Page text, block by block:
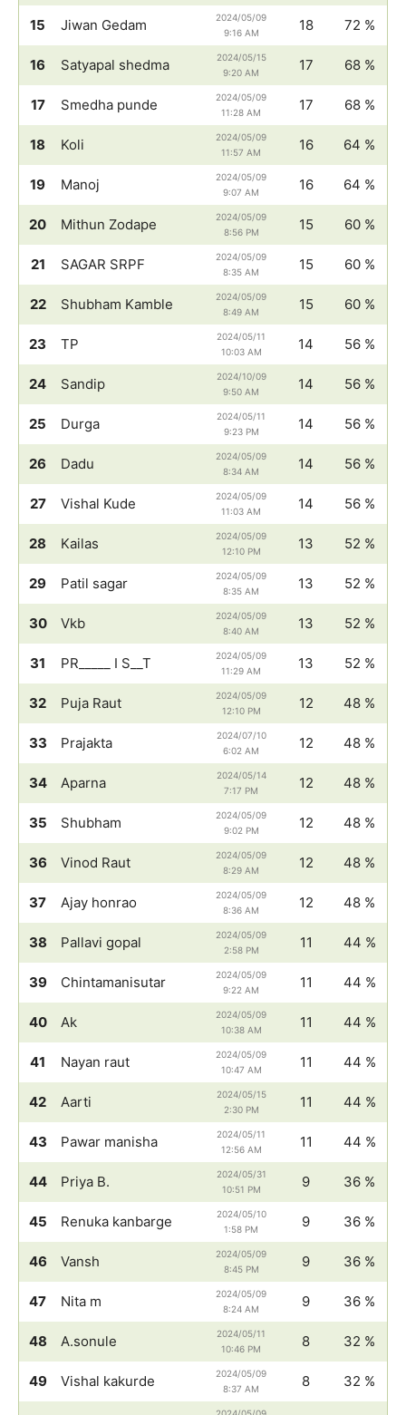
15 Jiwan Gedam
2024/05/09
9:16 AM
18 72 %
16 Satyapal shedma
2024/05/15
9:20 AM
17 68 %
17 Smedha punde
2024/05/09
11:28 AM
17 68 %
18 Koli
2024/05/09
11:57 AM
16 64 %
19 Manoj
2024/05/09
9:07 AM
16 64 %
20 Mithun Zodape
2024/05/09
8:56 PM
15 60 %
21 SAGAR SRPF
2024/05/09
8:35 AM
15 60 %
22 Shubham Kamble
2024/05/09
8:49 AM
15 60 %
23 TP
2024/05/11
10:03 AM
14 56 %
24 Sandip
2024/10/09
9:50 AM
14 56 %
25 Durga
2024/05/11
9:23 PM
14 56 %
26 Dadu
2024/05/09
8:34 AM
14 56 %
27 Vishal Kude
2024/05/09
11:03 AM
14 56 %
28 Kailas
2024/05/09
12:10 PM
13 52 %
29 Patil sagar
2024/05/09
8:35 AM
13 52 %
30 Vkb
2024/05/09
8:40 AM
13 52 %
31 PR_____ I S__T
2024/05/09
11:29 AM
13 52 %
32 Puja Raut
2024/05/09
12:10 PM
12 48 %
33 Prajakta
2024/07/10
6:02 AM
12 48 %
34 Aparna
2024/05/14
7:17 PM
12 48 %
35 Shubham
2024/05/09
9:02 PM
12 48 %
36 Vinod Raut
2024/05/09
8:29 AM
12 48 %
37 Ajay honrao
2024/05/09
8:36 AM
12 48 %
38 Pallavi gopal
2024/05/09
2:58 PM
11 44 %
39 Chintamanisutar
2024/05/09
9:22 AM
11 44 %
40 Ak
2024/05/09
10:38 AM
11 44 %
41 Nayan raut
2024/05/09
10:47 AM
11 44 %
42 Aarti
2024/05/15
2:30 PM
11 44 %
43 Pawar manisha
2024/05/11
12:56 AM
11 44 %
44 Priya B.
2024/05/31
10:51 PM
9 36 %
45 Renuka kanbarge
2024/05/10
1:58 PM
9 36 %
46 Vansh
2024/05/09
8:45 PM
9 36 %
47 Nita m
2024/05/09
8:24 AM
9 36 %
48 A.sonule
2024/05/11
10:46 PM
8 32 %
49 Vishal kakurde
2024/05/09
8:37 AM
8 32 %